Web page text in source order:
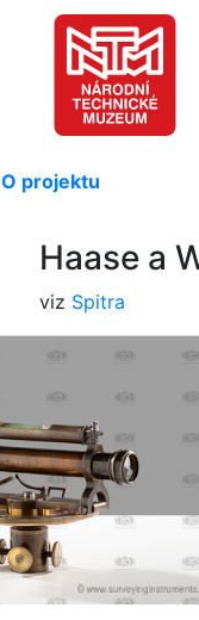
O projektu
Haase a
viz Spitra